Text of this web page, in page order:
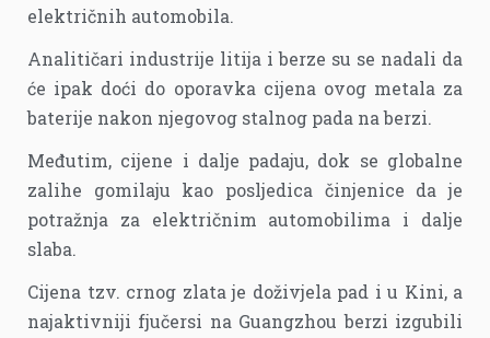
električnih automobila.
Analitičari industrije litija i berze su se nadali da
će ipak doći do oporavka cijena ovog metala za
baterije nakon njegovog stalnog pada na berzi.
Međutim, cijene i dalje padaju, dok se globalne
zalihe gomilaju kao posljedica činjenice da je
potražnja za električnim automobilima i dalje
slaba.
Cijena tzv. crnog zlata je doživjela pad i u Kini, a
najaktivniji fjučersi na Guangzhou berzi izgubili